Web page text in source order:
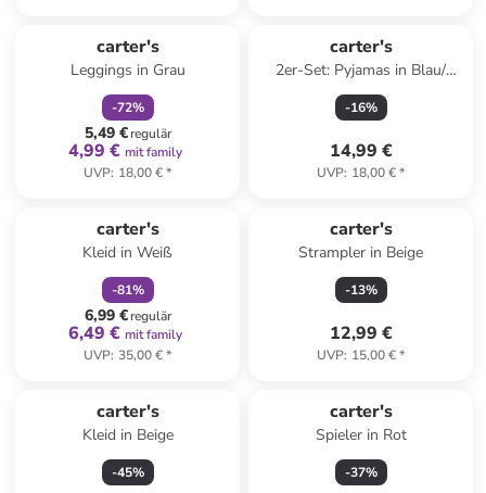
carter's
Leggings in Grau
-72%
5,49 €regulär
4,99 € mit family
UVP: 18,00 €*
carter's
2er-Set: Pyjamas in Blau/
Weiß/ Bunt
-16%
14,99 €
UVP: 18,00 €*
carter's
Kleid in Weiß
-81%
6,99 €regulär
6,49 € mit family
UVP: 35,00 €*
carter's
Strampler in Beige
-13%
12,99 €
UVP: 15,00 €*
carter's
Kleid in Beige
-45%
carter's
Spieler in Rot
-37%